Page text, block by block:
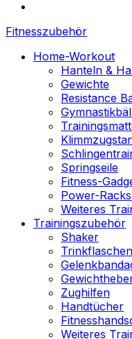
Fitnesszubehör
Home-Workout
Hanteln &
Gewichte
Resistance
Springseile
Fitness-
Power-
Weiteres
Trainingszubehör
Shaker
Trinkflaschen
Zughilfen
Handtücher
Weiteres